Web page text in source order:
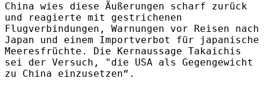
China wies diese Äußerungen scharf zurück
und reagierte mit gestrichenen
Flugverbindungen, Warnungen vor Reisen nach
Japan und einem Importverbot für japanische
Meeresfrüchte. Die Kernaussage Takaichis
sei der Versuch, "die USA als Gegengewicht
zu China einzusetzen“.